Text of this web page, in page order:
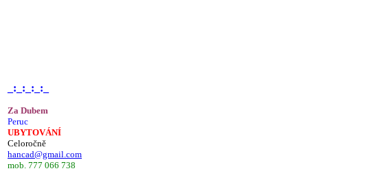
_:_:_:_:_
Za Dubem
Peruc
UBYTOVÁNÍ
Celoročně
hancad@gmail.com
mob. 777 066 738